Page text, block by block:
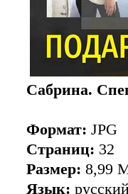
Сабринa.
Формат: JPG
Страниц: 32
Размер: 8,99
Язык: